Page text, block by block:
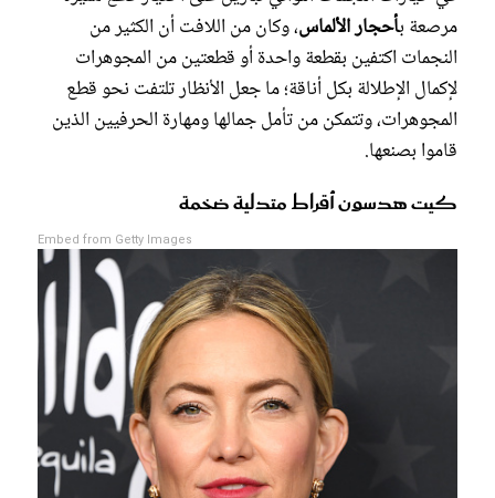
مرصعة بأحجار الألماس، وكان من اللافت أن الكثير من
النجمات اكتفين بقطعة واحدة أو قطعتين من المجوهرات
لإكمال الإطلالة بكل أناقة؛ ما جعل الأنظار تلتفت نحو قطع
المجوهرات، وتتمكن من تأمل جمالها ومهارة الحرفيين الذين
قاموا بصنعها.
كيت هدسون أقراط متدلية ضخمة
Embed from Getty Images